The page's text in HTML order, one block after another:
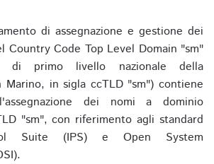
di assegnazione e gestione dei
Country Code Top Level Domain "sm"
di primo livello nazionale della
Marino, in sigla ccTLD "sm") contiene
dei nomi a dominio
"sm", con riferimento agli standard
Suite (IPS) e Open System